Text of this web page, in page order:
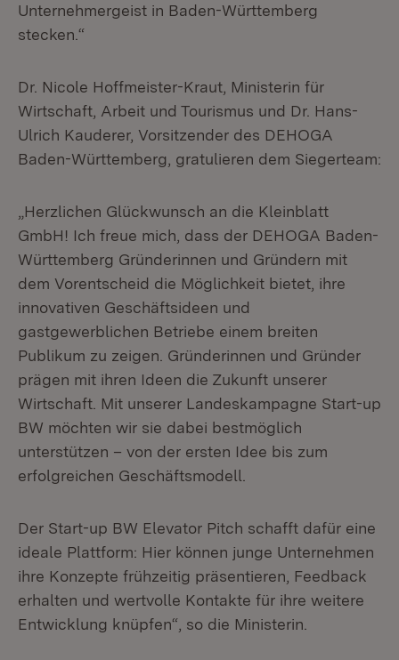
Unternehmergeist in Baden-Württemberg
stecken.“
Dr. Nicole Hoffmeister-Kraut, Ministerin für
Wirtschaft, Arbeit und Tourismus und Dr. Hans-
Ulrich Kauderer, Vorsitzender des DEHOGA
Baden-Württemberg, gratulieren dem Siegerteam:
„Herzlichen Glückwunsch an die Kleinblatt
GmbH! Ich freue mich, dass der DEHOGA Baden-
Württemberg Gründerinnen und Gründern mit
dem Vorentscheid die Möglichkeit bietet, ihre
innovativen Geschäftsideen und
gastgewerblichen Betriebe einem breiten
Publikum zu zeigen. Gründerinnen und Gründer
prägen mit ihren Ideen die Zukunft unserer
Wirtschaft. Mit unserer Landeskampagne Start-up
BW möchten wir sie dabei bestmöglich
unterstützen – von der ersten Idee bis zum
erfolgreichen Geschäftsmodell.
Der Start-up BW Elevator Pitch schafft dafür eine
ideale Plattform: Hier können junge Unternehmen
ihre Konzepte frühzeitig präsentieren, Feedback
erhalten und wertvolle Kontakte für ihre weitere
Entwicklung knüpfen“, so die Ministerin.